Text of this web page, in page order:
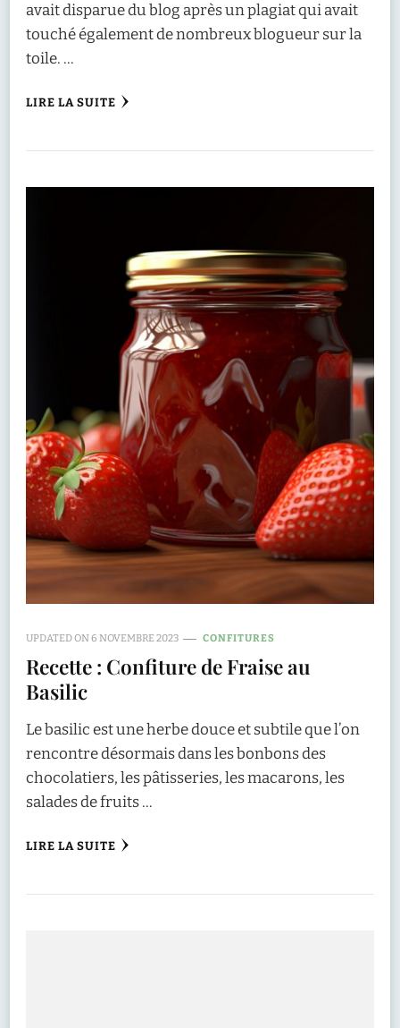
avait disparue du blog après un plagiat qui avait
touché également de nombreux blogueur sur la
toile. …
LIRE LA SUITE
UPDATED ON6 NOVEMBRE 2023 CONFITURES
Recette : Confiture de Fraise au
Basilic
Le basilic est une herbe douce et subtile que l’on
rencontre désormais dans les bonbons des
chocolatiers, les pâtisseries, les macarons, les
salades de fruits …
LIRE LA SUITE